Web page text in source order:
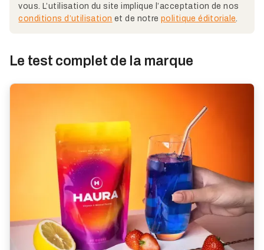
vous. L’utilisation du site implique l’acceptation de nos
conditions d’utilisation et de notrepolitique éditoriale
Le test complet de la marque